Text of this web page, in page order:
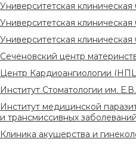
Университетская
Университетская
Университетская
Сеченовский центр
Центр Кардиоангиологии
Институт Стоматологии им.
Институт медицинской
и трансмиссивных
Клиника акушерства и